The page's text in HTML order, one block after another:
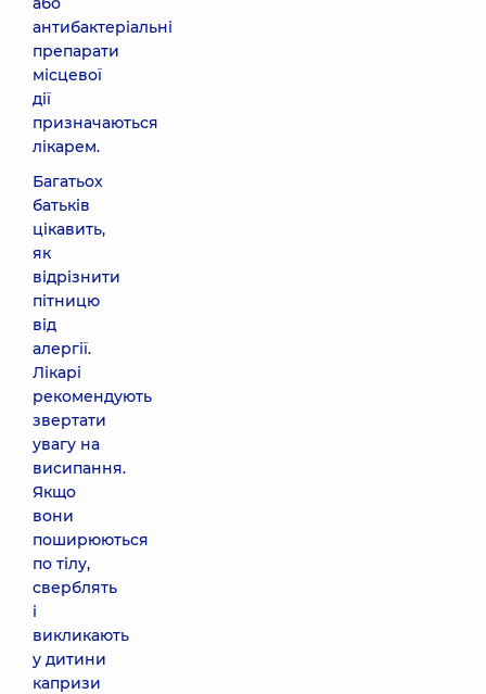
антибактеріальні
препарати
місцевої
дії
призначаються
лікарем.
Багатьох
батьків
цікавить,
як
відрізнити
пітницю
від
алергії.
Лікарі
рекомендують
звертати
увагу на
висипання.
Якщо
вони
поширюються
по тілу,
сверблять
і
викликають
у дитини
капризи